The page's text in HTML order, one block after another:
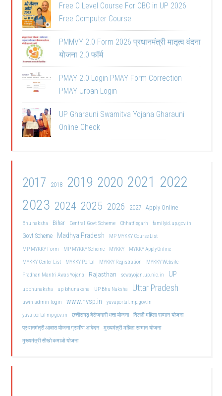
Free O Level Course For OBC in UP 2026
Free Computer Course
PMMVY 2.0 Form 2026 प्रधानमंत्री मातृत्व वंदना
योजना 2.0 फॉर्म
PMAY 2.0 Login PMAY Form Correction
PMAY Urban Login
UP Gharauni Swamitva Yojana Gharauni
Online Check
2017 2018 2019 2020 2021 2022
2023 2024 2025 2026 2027 Apply Online
Bhu naksha Bihar Central Govt Scheme Chhattisgarh familyid.up.gov.in
Govt Scheme Madhya Pradesh
MP MYKKY Course List
MP MYKKY Form
MP MYKKY Scheme MYKKY
MYKKY Apply Online
MYKKY Center List
MYKKY Portal MYKKY Registration
MYKKY Website
Pradhan Mantri Awas Yojana
Rajasthan sewayojan.up.nic.in UP
upbhunaksha up bhunaksha UP Bhu Naksha Uttar Pradesh
uwin admin login www.nvsp.in
yuvaportal.mp.gov.in
yuva portal mp gov.in
छत्तीसगढ़ बेरोजगारी भत्ता योजना दिल्ली महिला सम्मान योजना
प्रधानमंत्री आवास योजना ग्रामीण आवेदन मुख्यमंत्री महिला सम्मान योजना
मुख्यमंत्री सीखो कमाओ योजना